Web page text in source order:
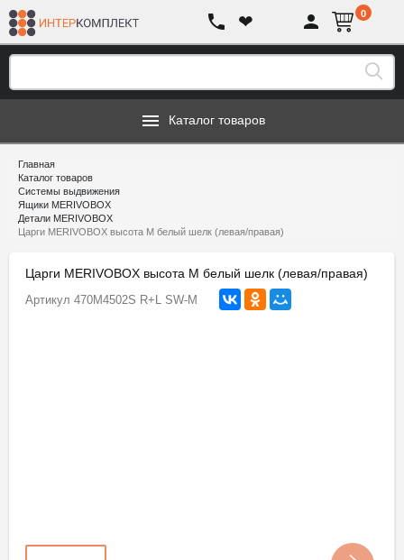
❤ 0
Каталог товаров
Главная
Каталог товаров
Системы выдвижения
Ящики MERIVOBOX
Детали MERIVOBOX
Царги MERIVOBOX высота M белый шелк (левая/правая)
Царги MERIVOBOX высота M белый шелк (левая/правая)
Артикул 470M4502S R+L SW-M